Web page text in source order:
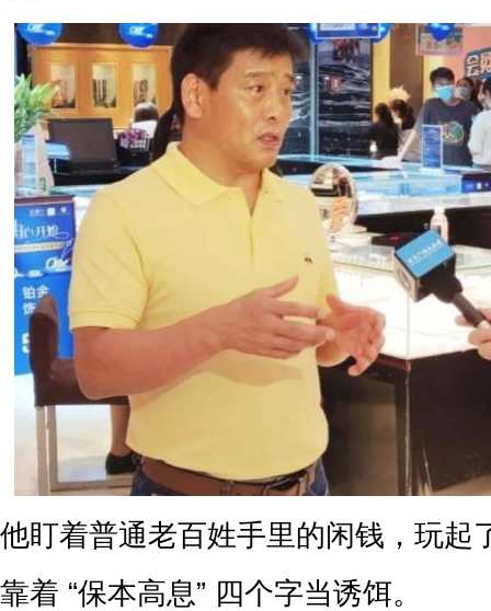
他盯着普通老百姓手里的闲钱，玩起
靠着 “保本高息” 四个字当诱饵。